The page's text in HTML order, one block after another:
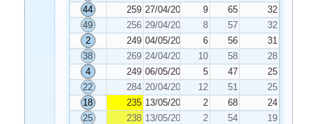
44
259 27/04/2024 9 65
32
49
256 29/04/2024 8 57
32
2
249 04/05/2024 6 56
31
38
269 24/04/2024 10 58
28
4
249 06/05/2024 5 47
25
22
284 20/04/2024 12 51
25
18
235 13/05/2024 2 68
24
25
238 13/05/2024 2 54
19